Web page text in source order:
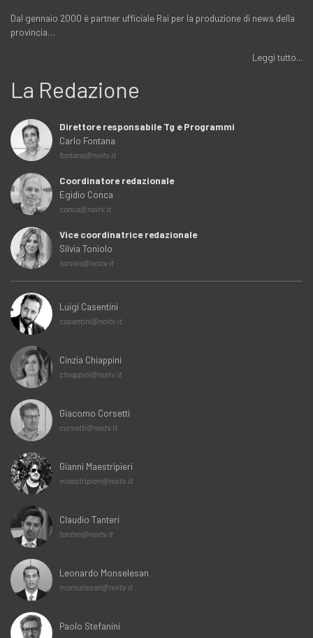
Dal gennaio 2000 è partner ufficiale Rai per la produzione di news della
provincia…
Leggi tutto...
La Redazione
Direttore responsabile Tg e Programmi
Carlo Fontana
fontana@noitv.it
Coordinatore redazionale
Egidio Conca
conca@noitv.it
Vice coordinatrice redazionale
Silvia Toniolo
toniolo@noitv.it
Luigi Casentini
casentini@noitv.it
Cinzia Chiappini
chiappini@noitv.it
Giacomo Corsetti
corsetti@noitv.it
Gianni Maestripieri
maestripieri@noitv.it
Claudio Tanteri
tanteri@noitv.it
Leonardo Monselesan
monselesan@noitv.it
Paolo Stefanini